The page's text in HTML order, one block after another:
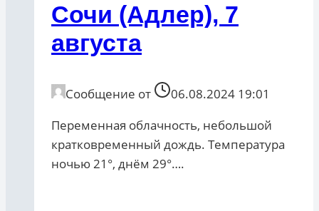
Сочи (Адлер), 7
августа
Сообщение от
06.08.2024 19:01
Переменная облачность, небольшой
кратковременный дождь. Температура
ночью 21°, днём 29°….